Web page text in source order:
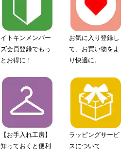
イトキンメンバー
ズ会員登録でもっ
とお得に！
お気に入り登録し
て、お買い物をよ
り快適に。
【お手入れ工房】
知っておくと便利
ラッピングサービ
スについて